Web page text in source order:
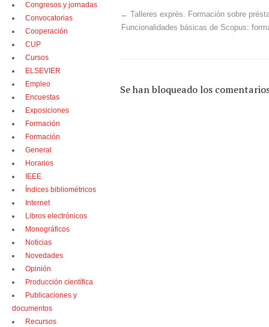
←
Talleres exprés. Formación sobre
Funcionalidades básicas de Scopus:
Se han bloqueado los
Congresos y jornadas
Convocatorias
Cooperación
CUP
Cursos
ELSEVIER
Empleo
Encuestas
Exposiciones
Formación
Formación
General
Horarios
IEEE
Índices bibliométricos
Internet
Libros electrónicos
Monográficos
Noticias
Novedades
Opinión
Producción científica
Publicaciones y
documentos
Recursos